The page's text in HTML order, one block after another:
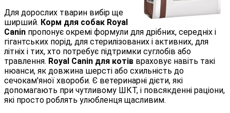
Для дорослих тварин вибір ще
ширший. Корм для собак Royal
Canin пропонує окремі формули для дрібних, середніх і
гігантських порід, для стерилізованих і активних, для
літніх і тих, хто потребує підтримки суглобів або
травлення. Royal Canin для котів враховує навіть такі
нюанси, як довжина шерсті або схильність до
сечокам'яної хвороби. Є ветеринарні дієти, які
допомагають при чутливому ШКТ, і повсякденні раціони,
які просто роблять улюбленця щасливим.